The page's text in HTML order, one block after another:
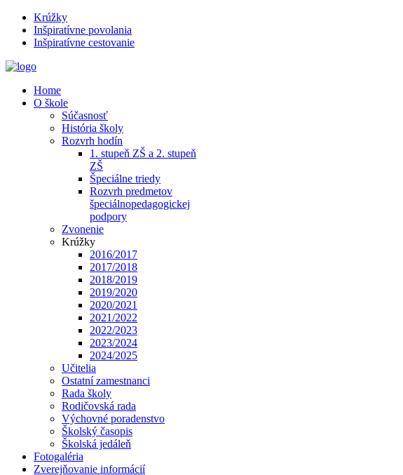
Krúžky
Inšpiratívne povolania
Inšpiratívne cestovanie
Home
O škole
Súčasnosť
História školy
Rozvrh hodín
1. stupeň ZŠ a 2. stupeň
ZŠ
Špeciálne triedy
Rozvrh predmetov
špeciálnopedagogickej
podpory
Zvonenie
Krúžky
2016/2017
2017/2018
2018/2019
2019/2020
2020/2021
2021/2022
2022/2023
2023/2024
2024/2025
Učitelia
Ostatní zamestnanci
Rada školy
Rodičovská rada
Výchovné poradenstvo
Školský časopis
Školská jedáleň
Fotogaléria
Zverejňovanie informácií